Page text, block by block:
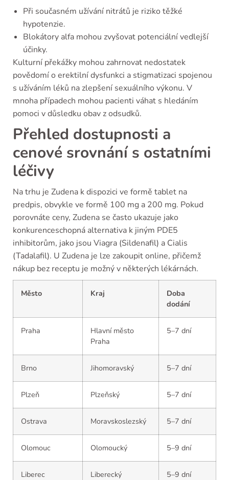
Při současném užívání nitrátů je riziko těžké
hypotenzie.
Blokátory alfa mohou zvyšovat potenciální vedlejší
účinky.
Kulturní překážky mohou zahrnovat nedostatek
povědomí o erektilní dysfunkci a stigmatizaci spojenou
s užíváním léků na zlepšení sexuálního výkonu. V
mnoha případech mohou pacienti váhat s hledáním
pomoci v důsledku obav z odsudků.
Přehled dostupnosti a
cenové srovnání s ostatními
léčivy
Na trhu je Zudena k dispozici ve formě tablet na
predpis, obvykle ve formě 100 mg a 200 mg. Pokud
porovnáte ceny, Zudena se často ukazuje jako
konkurenceschopná alternativa k jiným PDE5
inhibitorům, jako jsou Viagra (Sildenafil) a Cialis
(Tadalafil). U Zudena je lze zakoupit online, přičemž
nákup bez receptu je možný v některých lékárnách.
Město Kraj
Doba
dodání
Praha
Hlavní město
Praha
5–7 dní
Brno Jihomoravský 5–7 dní
Plzeň Plzeňský 5–7 dní
Ostrava Moravskoslezský 5–7 dní
Olomouc Olomoucký 5–9 dní
Liberec Liberecký 5–9 dní